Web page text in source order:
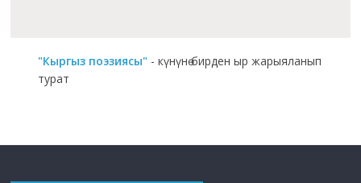
"Кыргыз поэзиясы" - күнүнө бирден ыр жарыяланып
турат